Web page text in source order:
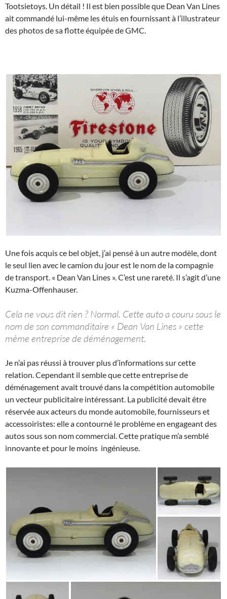
Tootsietoys. Un détail ! Il est bien possible que Dean Van Lines
ait commandé lui-même les étuis en fournissant à l’illustrateur
des photos de sa flotte équipée de GMC.
Une fois acquis ce bel objet, j’ai pensé à un autre modèle, dont
le seul lien avec le camion du jour est le nom de la compagnie
de transport. « Dean Van Lines ». C’est une rareté. Il s’agit d’une
Kuzma-Offenhauser.
Cela ne vous dit rien ? Normal. Cette auto a couru sous le
nom de son commanditaire « Dean Van Lines » cette
même entreprise de déménagement.
Je n’ai pas réussi à trouver plus d’informations sur cette
relation. Cependant il semble que cette entreprise de
déménagement avait trouvé dans la compétition automobile
un vecteur publicitaire intéressant. La publicité devait être
réservée aux acteurs du monde automobile, fournisseurs et
accessoiristes: elle a contourné le problème en engageant des
autos sous son nom commercial. Cette pratique m’a semblé
innovante et pour le moins ingénieuse.